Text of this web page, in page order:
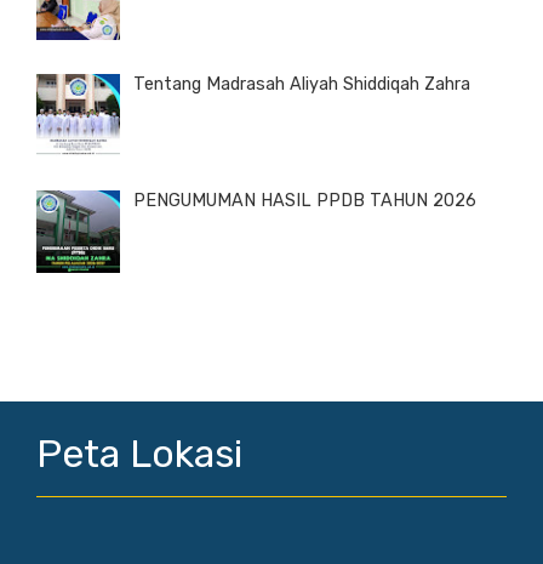
Tentang Madrasah Aliyah Shiddiqah Zahra
PENGUMUMAN HASIL PPDB TAHUN 2026
Peta Lokasi